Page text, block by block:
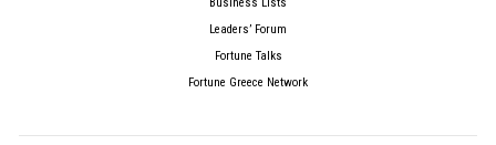
Leaders’ Forum
Fortune Talks
Fortune Greece Network